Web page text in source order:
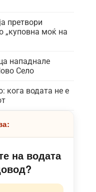
претвори
„куповна моќ на
нападнале
Село
кога водата не е
на водата